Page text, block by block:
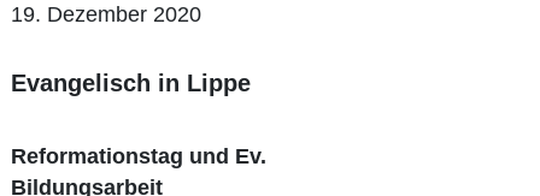
19. Dezember 2020
Evangelisch in Lippe
Reformationstag und Ev.
Bildungsarbeit